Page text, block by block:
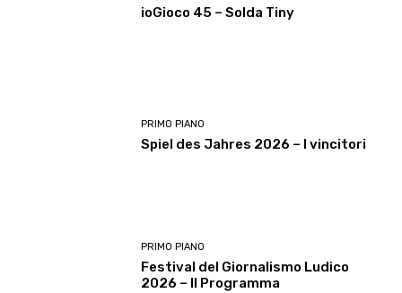
ioGioco 45 – Solda Tiny
PRIMO PIANO
Spiel des Jahres 2026 – I vincitori
PRIMO PIANO
Festival del Giornalismo Ludico
2026 – Il Programma